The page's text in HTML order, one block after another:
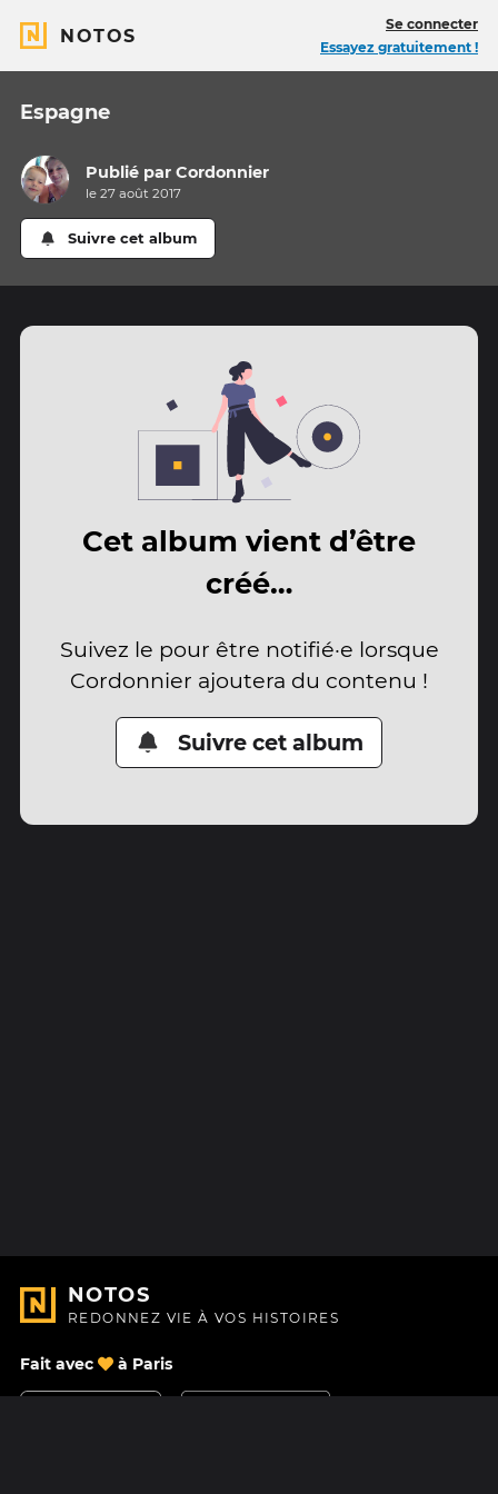
NOTOS
Se connecter
Essayez gratuitement !
Espagne
Publié parCordonnier
le 27 août 2017
Suivre cet album
Cet album vient d’être
créé…
Suivez le pour être notifié·e lorsque
Cordonnier ajoutera du contenu !
Suivre cet album
NOTOS
REDONNEZ VIE À VOS HISTOIRES
Fait avec à Paris